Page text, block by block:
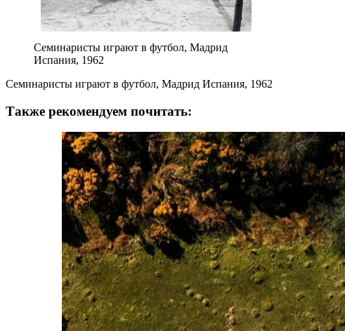
Семинаристы играют в футбол, Мадрид
Испания, 1962
Семинаристы играют в футбол, Мадрид Испания, 1962
Также рекомендуем почитать: